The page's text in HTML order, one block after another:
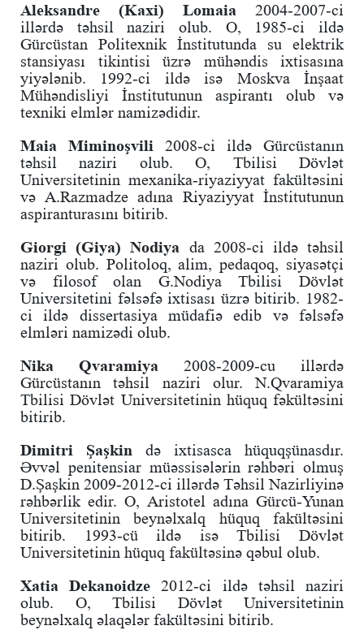
Aleksandre (Kaxi) Lomaia 2004-2007-ci
illərdə təhsil naziri olub. O, 1985-ci ildə
Gürcüstan Politexnik İnstitutunda su elektrik
stansiyası tikintisi üzrə mühəndis ixtisasına
yiyələnib. 1992-ci ildə isə Moskva İnşaat
Mühəndisliyi İnstitutunun aspirantı olub və
texniki elmlər namizədidir.
Maia Miminoşvili 2008-ci ildə Gürcüstanın
təhsil naziri olub. O, Tbilisi Dövlət
Universitetinin mexanika-riyaziyyat fakültəsini
və A.Razmadze adına Riyaziyyat İnstitutunun
aspiranturasını bitirib.
Giorgi (Giya) Nodiya da 2008-ci ildə təhsil
naziri olub. Politoloq, alim, pedaqoq, siyasətçi
və filosof olan G.Nodiya Tbilisi Dövlət
Universitetini fəlsəfə ixtisası üzrə bitirib. 1982-
ci ildə dissertasiya müdafiə edib və fəlsəfə
elmləri namizədi olub.
Nika Qvaramiya 2008-2009-cu illərdə
Gürcüstanın təhsil naziri olur. N.Qvaramiya
Tbilisi Dövlət Universitetinin hüquq fəkültəsini
bitirib.
Dimitri Şaşkin də ixtisasca hüquqşünasdır.
Əvvəl penitensiar müəssisələrin rəhbəri olmuş
D.Şaşkin 2009-2012-ci illərdə Təhsil Nazirliyinə
rəhbərlik edir. O, Aristotel adına Gürcü-Yunan
Universitetinin beynəlxalq hüquq fakültəsini
bitirib. 1993-cü ildə isə Tbilisi Dövlət
Universitetinin hüquq fakültəsinə qəbul olub.
Xatia Dekanoidze 2012-ci ildə təhsil naziri
olub. O, Tbilisi Dövlət Universitetinin
beynəlxalq əlaqələr fakültəsini bitirib.